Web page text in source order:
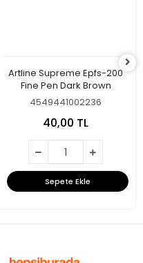
Artline Supreme Epfs-200
Fine Pen Dark Brown
4549441002236
40,00 TL
Sepete Ekle